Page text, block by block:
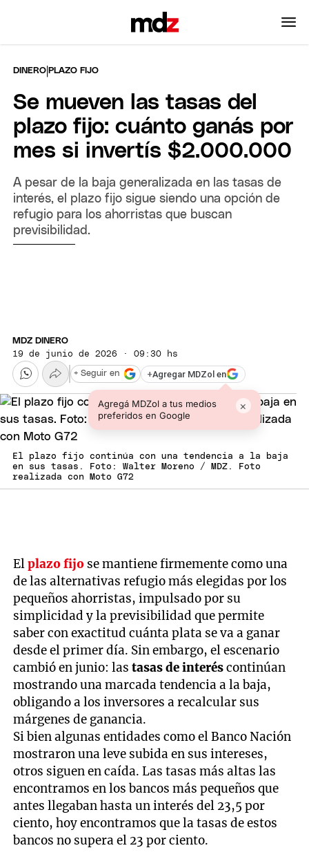
DINERO |PLAZO FIJO
Se mueven las tasas del
plazo fijo: cuánto ganás por
mes si invertís $2.000.000
A pesar de la baja generalizada en las tasas de
interés, el plazo fijo sigue siendo una opción de
refugio para los ahorristas que buscan
previsibilidad.
MDZ DINERO
19 de junio de 2026 · 09:30 hs
+Agregar MDZol en
Agregá MDZol a tus medios
preferidos en Google
×
+ Seguir en
El plazo fijo continúa con una tendencia a la baja
en sus tasas. Foto: Walter Moreno / MDZ. Foto
realizada con Moto G72
Elplazo fijo se mantiene firmemente como una
de las alternativas refugio más elegidas por los
pequeños ahorristas, impulsado por su
simplicidad y la previsibilidad que permite
saber con exactitud cuánta plata se va a ganar
desde el primer día. Sin embargo, el escenario
cambió en junio: lastasas de interéscontinúan
mostrando una marcada tendencia a la baja,
obligando a los inversores a recalcular sus
márgenes de ganancia.
Si bien algunas entidades como el Banco Nación
mostraron una leve subida en sus intereses,
otros siguen en caída. Las tasas más altas las
encontramos en los bancos más pequeños que
antes llegaban hasta un interés del 23,5 por
ciento, hoy encontramos que la tasas de estos
bancos no supera el 23 por ciento.